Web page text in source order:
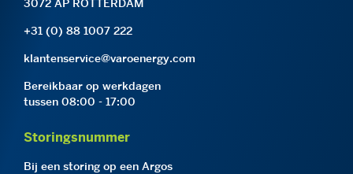
3072 AP ROTTERDAM
+31 (0) 88 1007 222
klantenservice@varoenergy.com
Bereikbaar op werkdagen
tussen 08:00 - 17:00
Storingsnummer
Bij een storing op een Argos